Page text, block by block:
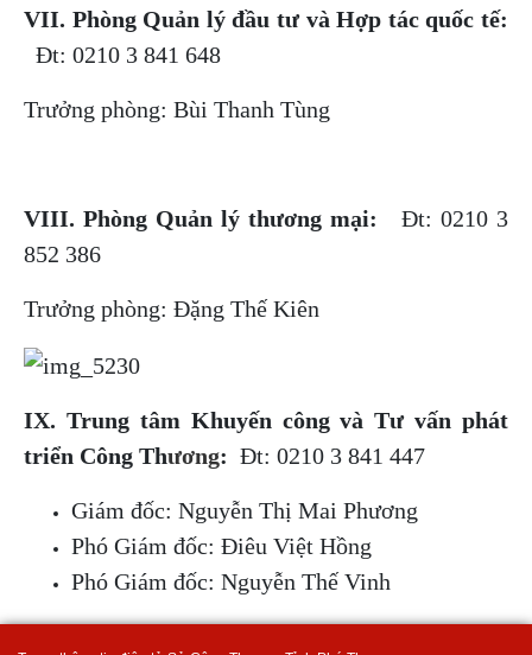
VII. Phòng Quản lý đầu tư và Hợp tác quốc tế:
Đt: 0210 3 841 648
Trưởng phòng: Bùi Thanh Tùng
VIII. Phòng Quản lý thương mại: Đt: 0210 3
852 386
Trưởng phòng: Đặng Thế Kiên
IX. Trung tâm Khuyến công và Tư vấn phát
triển Công Thương: Đt: 0210 3 841 447
Giám đốc: Nguyễn Thị Mai Phương
Phó Giám đốc: Điêu Việt Hồng
Phó Giám đốc: Nguyễn Thế Vinh